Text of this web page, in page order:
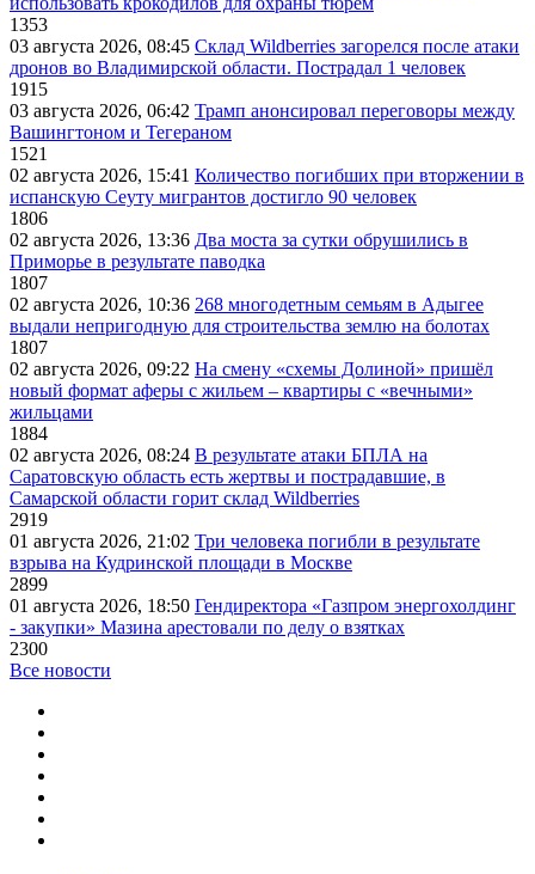
1353
03 августа 2026, 08:45 Склад Wildberries загорелся после атаки
дронов во Владимирской области. Пострадал 1 человек
1915
03 августа 2026, 06:42 Трамп анонсировал переговоры между
Вашингтоном и Тегераном
1521
02 августа 2026, 15:41 Количество погибших при вторжении в
испанскую Сеуту мигрантов достигло 90 человек
1806
02 августа 2026, 13:36 Два моста за сутки обрушились в
Приморье в результате паводка
1807
02 августа 2026, 10:36 268 многодетным семьям в Адыгее
выдали непригодную для строительства землю на болотах
1807
02 августа 2026, 09:22 На смену «схемы Долиной» пришёл
новый формат аферы с жильем – квартиры с «вечными»
жильцами
1884
02 августа 2026, 08:24 В результате атаки БПЛА на
Саратовскую область есть жертвы и пострадавшие, в
Самарской области горит склад Wildberries
2919
01 августа 2026, 21:02 Три человека погибли в результате
взрыва на Кудринской площади в Москве
2899
01 августа 2026, 18:50 Гендиректора «Газпром энергохолдинг
- закупки» Мазина арестовали по делу о взятках
2300
Все новости